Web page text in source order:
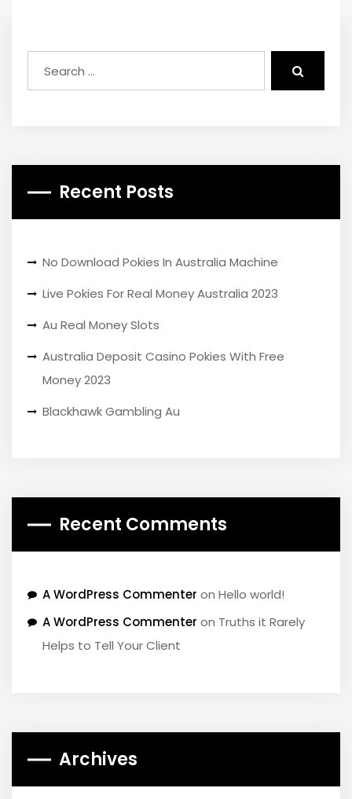
Recent Posts
No Download Pokies In Australia Machine
Live Pokies For Real Money Australia 2023
Au Real Money Slots
Australia Deposit Casino Pokies With Free
Money 2023
Blackhawk Gambling Au
Recent Comments
A WordPress Commenter on Hello world!
A WordPress Commenter on Truths it Rarely
Helps to Tell Your Client
Archives